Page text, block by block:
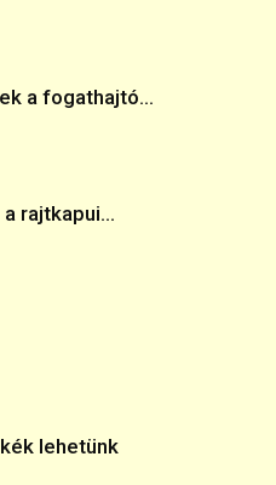
a fogathajtó...
rajtkapui...
lehetünk